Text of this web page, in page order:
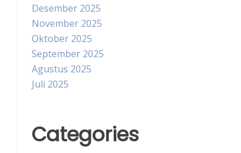
Desember 2025
November 2025
Oktober 2025
September 2025
Agustus 2025
Juli 2025
Categories